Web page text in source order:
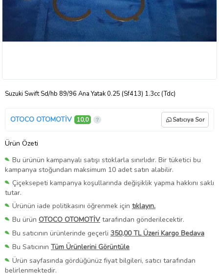
Suzuki Swift Sd/hb 89/96 Ana Yatak 0.25 (Sf413) 1.3cc (Tdc)
OTOCO OTOMOTİV 10,0 Satıcıya Sor
Ürün Özeti
Bu ürünün kampanyalı satışı stoklarla sınırlıdır. Bir tüketici bu
kampanya stoğundan maksimum 10 adet satın alabilir.
Çiçeksepeti kampanya koşullarında değişiklik yapma hakkını saklı
tutar.
Ürünün iade politikasını öğrenmek için tıklayın.
Bu ürün OTOCO OTOMOTİV tarafından gönderilecektir.
Bu satıcının ürünlerinde geçerli 350,00 TL Üzeri Kargo Bedava
Bu Satıcının Tüm Ürünlerini Görüntüle
Ürün sayfasında gördüğünüz fiyat bilgileri, satıcı tarafından
belirlenmektedir.